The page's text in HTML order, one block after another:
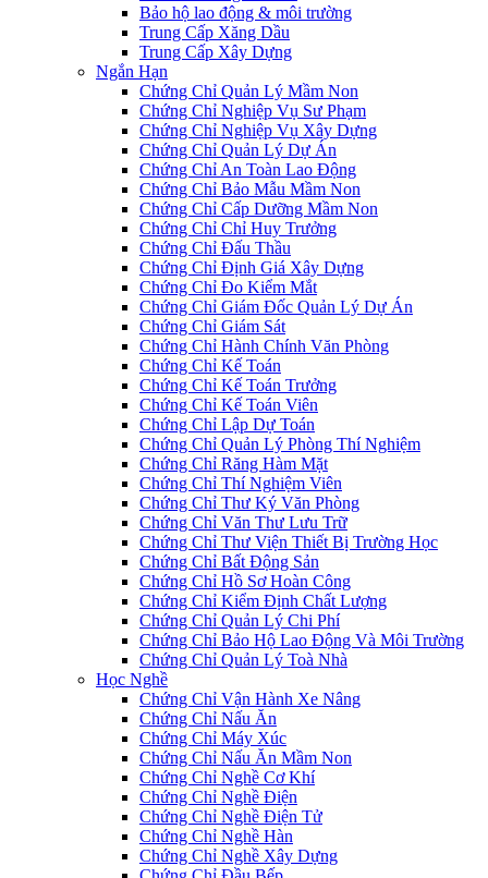
Bảo hộ lao động & môi trường
Trung Cấp Xăng Dầu
Trung Cấp Xây Dựng
Ngắn Hạn
Chứng Chỉ Quản Lý Mầm Non
Chứng Chỉ Nghiệp Vụ Sư Phạm
Chứng Chỉ Nghiệp Vụ Xây Dựng
Chứng Chỉ Quản Lý Dự Án
Chứng Chỉ An Toàn Lao Động
Chứng Chỉ Bảo Mẫu Mầm Non
Chứng Chỉ Cấp Dưỡng Mầm Non
Chứng Chỉ Chỉ Huy Trưởng
Chứng Chỉ Đấu Thầu
Chứng Chỉ Định Giá Xây Dựng
Chứng Chỉ Đo Kiểm Mắt
Chứng Chỉ Giám Đốc Quản Lý Dự Án
Chứng Chỉ Giám Sát
Chứng Chỉ Hành Chính Văn Phòng
Chứng Chỉ Kế Toán
Chứng Chỉ Kế Toán Trưởng
Chứng Chỉ Kế Toán Viên
Chứng Chỉ Lập Dự Toán
Chứng Chỉ Quản Lý Phòng Thí Nghiệm
Chứng Chỉ Răng Hàm Mặt
Chứng Chỉ Thí Nghiệm Viên
Chứng Chỉ Thư Ký Văn Phòng
Chứng Chỉ Văn Thư Lưu Trữ
Chứng Chỉ Thư Viện Thiết Bị Trường Học
Chứng Chỉ Bất Động Sản
Chứng Chỉ Hồ Sơ Hoàn Công
Chứng Chỉ Kiểm Định Chất Lượng
Chứng Chỉ Quản Lý Chi Phí
Chứng Chỉ Bảo Hộ Lao Động Và Môi Trường
Chứng Chỉ Quản Lý Toà Nhà
Học Nghề
Chứng Chỉ Vận Hành Xe Nâng
Chứng Chỉ Nấu Ăn
Chứng Chỉ Máy Xúc
Chứng Chỉ Nấu Ăn Mầm Non
Chứng Chỉ Nghề Cơ Khí
Chứng Chỉ Nghề Điện
Chứng Chỉ Nghề Điện Tử
Chứng Chỉ Nghề Hàn
Chứng Chỉ Nghề Xây Dựng